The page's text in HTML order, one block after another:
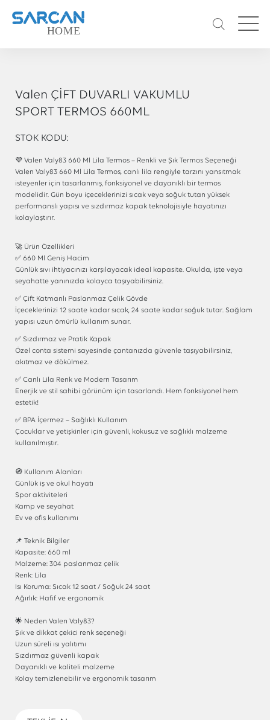
Valen ÇİFT DUVARLI VAKUMLU
SPORT TERMOS 660ML
STOK KODU:
💜 Valen Valy83 660 Ml Lila Termos – Renkli ve Şık Termos Seçeneği
Valen Valy83 660 Ml Lila Termos, canlı lila rengiyle tarzını yansıtmak
isteyenler için tasarlanmış, fonksiyonel ve dayanıklı bir termos
modelidir. Gün boyu içeceklerinizi sıcak veya soğuk tutan yüksek
performanslı yapısı ve sızdırmaz kapak teknolojisiyle hayatınızı
kolaylaştırır.
🚀 Ürün Özellikleri
✅ 660 Ml Geniş Hacim
Günlük sıvı ihtiyacınızı karşılayacak ideal kapasite. Okulda, işte veya
seyahatte yanınızda kolayca taşıyabilirsiniz.
✅ Çift Katmanlı Paslanmaz Çelik Gövde
İçeceklerinizi 12 saate kadar sıcak, 24 saate kadar soğuk tutar. Sağlam
yapısı uzun ömürlü kullanım sunar.
✅ Sızdırmaz ve Pratik Kapak
Özel conta sistemi sayesinde çantanızda güvenle taşıyabilirsiniz,
akıtmaz ve dökülmez.
✅ Canlı Lila Renk ve Modern Tasarım
Enerjik ve stil sahibi görünüm için tasarlandı. Hem fonksiyonel hem
estetik!
✅ BPA İçermez – Sağlıklı Kullanım
Çocuklar ve yetişkinler için güvenli, kokusuz ve sağlıklı malzeme
kullanılmıştır.
🧭 Kullanım Alanları
Günlük iş ve okul hayatı
Spor aktiviteleri
Kamp ve seyahat
Ev ve ofis kullanımı
📌 Teknik Bilgiler
Kapasite: 660 ml
Malzeme: 304 paslanmaz çelik
Renk: Lila
Isı Koruma: Sıcak 12 saat / Soğuk 24 saat
Ağırlık: Hafif ve ergonomik
🌟 Neden Valen Valy83?
Şık ve dikkat çekici renk seçeneği
Uzun süreli ısı yalıtımı
Sızdırmaz güvenli kapak
Dayanıklı ve kaliteli malzeme
Kolay temizlenebilir ve ergonomik tasarım